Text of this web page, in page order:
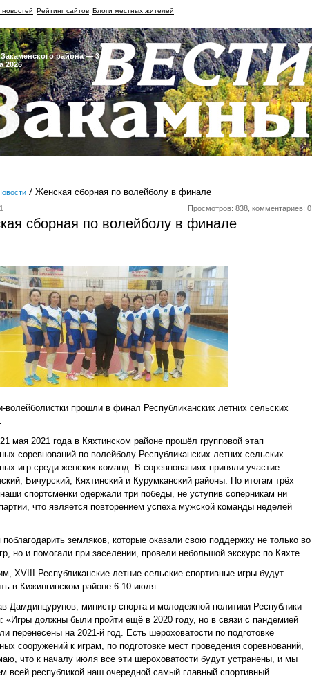
Рейтинг сайтов Блоги местных жителей
Закаменского района — 3
2026
Женская сборная по волейболу в финале
Просмотров: 838, комментариев: 0
сборная по волейболу в финале
волейболистки прошли в финал Республиканских летних сельских
мая 2021 года в Кяхтинском районе прошёл групповой этап
соревнований по волейболу Республиканских летних сельских
игр среди женских команд. В соревнованиях приняли участие:
Бичурский, Кяхтинский и Курумканский районы. По итогам трёх
спортсменки одержали три победы, не уступив соперникам ни
что является повторением успеха мужской команды неделей
поблагодарить земляков, которые оказали свою поддержку не только во
но и помогали при заселении, провели небольшой экскурс по Кяхте.
XVIII Республиканские летние сельские спортивные игры будут
в Кижингинском районе 6-10 июля.
Дамдинцурунов, министр спорта и молодежной политики Республики
«Игры должны были пройти ещё в 2020 году, но в связи с пандемией
перенесены на 2021-й год. Есть шероховатости по подготовке
сооружений к играм, по подготовке мест проведения соревнований,
что к началу июля все эти шероховатости будут устранены, и мы
всей республикой наш очередной самый главный спортивный